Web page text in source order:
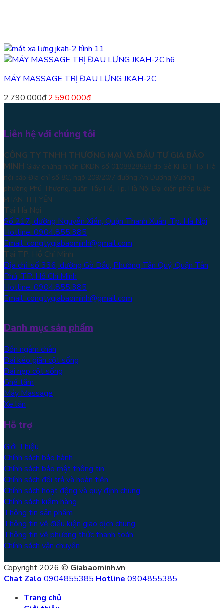
MÁY MASSAGE TRỊ ĐAU LƯNG JKAH-2C
2.790.000đ 2.590.000đ
Liên hệ với chúng tôi
CÔNG TY TNHH THƯƠNG MẠI VÀ ĐẦU TƯ GIA BẢO
MINH Giấy chứng nhận ĐKDN số 0108828568 do Sở KHĐT Tp. Hà
nội cấp Địa chỉ số 8C, ngõ 209/20/7 đường An Dương Vương,
phường Phú Thượng, quận Tây Hồ, Tp. Hà Nội Đại diện pháp luật:
PHAN THỊ YẾN
Tại Hà Nội
Số 217, đường Nguyễn Xiển, Quận Thanh Xuân, Tp. Hà Nội
Hotline: 0904.855.385
Email: congtygiabaominh@gmail.com
Tại TP. Hồ Chí Minh
Địa chỉ: số 336, đường Gò Dầu, Phường Tân Quý, Quận Tân
Phú, TP. Hồ Chí Minh
Hotline: 0904.855.385
Email: congtygiabaominh@gmail.com
Danh mục sản phẩm
Bồn ngâm chân
Đai kéo giãn cột sống
Đai nẹp cột sống
Ghế tắm
Máy Massage
Xe lăn
Hỗ trợ
Giới Thiệu
Chính sách bảo hành
Chính sách bảo mật thông tin
Chính sách đổi trả và hoàn tiền
Chính sách hoạt động và quy định chung
Chính sách kiểm hàng
Thông tin sản phẩm
Thông tin về điều kiện giao dịch chung
Thông tin về phương thức thanh toán
Chính sách vận chuyển
Copyright 2026 © Giabaominh.vn
Chat Zalo 0904855385 Hotline 0904855385
Trang chủ